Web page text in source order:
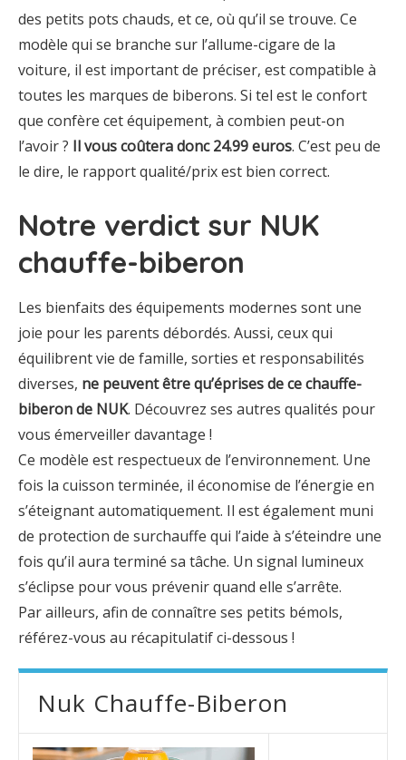
des petits pots chauds, et ce, où qu’il se trouve. Ce
modèle qui se branche sur l’allume-cigare de la
voiture, il est important de préciser, est compatible à
toutes les marques de biberons. Si tel est le confort
que confère cet équipement, à combien peut-on
l’avoir ? Il vous coûtera donc 24.99 euros. C’est peu de
le dire, le rapport qualité/prix est bien correct.
Notre verdict sur NUK
chauffe-biberon
Les bienfaits des équipements modernes sont une
joie pour les parents débordés. Aussi, ceux qui
équilibrent vie de famille, sorties et responsabilités
diverses, ne peuvent être qu’éprises de ce chauffe-
biberon de NUK. Découvrez ses autres qualités pour
vous émerveiller davantage !
Ce modèle est respectueux de l’environnement. Une
fois la cuisson terminée, il économise de l’énergie en
s’éteignant automatiquement. Il est également muni
de protection de surchauffe qui l’aide à s’éteindre une
fois qu’il aura terminé sa tâche. Un signal lumineux
s’éclipse pour vous prévenir quand elle s’arrête.
Par ailleurs, afin de connaître ses petits bémols,
référez-vous au récapitulatif ci-dessous !
Nuk Chauffe-Biberon